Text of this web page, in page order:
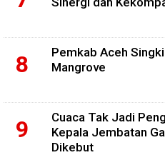
Pemkab Aceh
Mangrove
Cuaca Tak Jadi
Kepala Jembatan
Dikebut